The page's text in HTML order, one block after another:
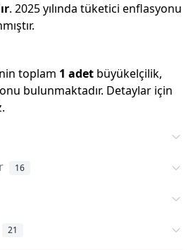
. 2025yılında tüketici enflasyonu
nin toplam 1 adet büyükelçilik,
bulunmaktadır. Detaylar için
16
21